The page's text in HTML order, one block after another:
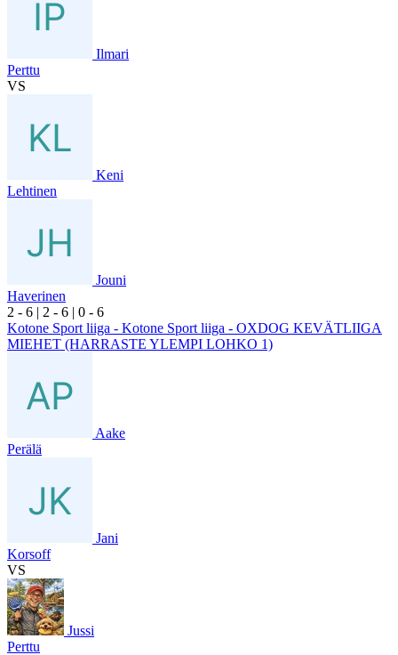
Ilmari
Perttu
VS
Keni
Lehtinen
Jouni
Haverinen
2 - 6 | 2 - 6 | 0 - 6
Kotone Sport liiga - Kotone Sport liiga - OXDOG KEVÄTLIIGA
MIEHET (HARRASTE YLEMPI LOHKO 1)
Aake
Perälä
Jani
Korsoff
VS
Jussi
Perttu